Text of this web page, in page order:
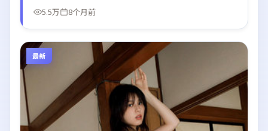
5.5万
8个月前
最新